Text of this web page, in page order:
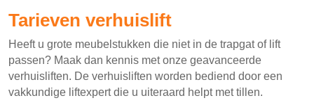
Tarieven verhuislift
Heeft u grote meubelstukken die niet in de trapgat of lift
passen? Maak dan kennis met onze geavanceerde
verhuisliften. De verhuisliften worden bediend door een
vakkundige liftexpert die u uiteraard helpt met tillen.